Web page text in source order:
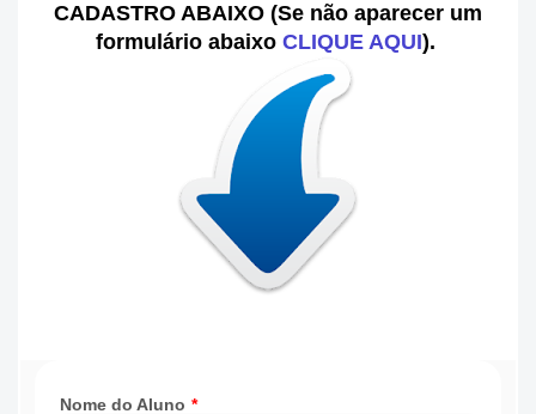
CADASTRO ABAIXO (Se não aparecer um
formulário abaixo CLIQUE AQUI).